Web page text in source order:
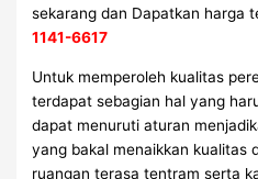
sekarang dan Dapatkan
1141-6617
Untuk memperoleh kualitas
terdapat sebagian hal yang
dapat menuruti aturan
yang bakal menaikkan kualitas
ruangan terasa tentram serta